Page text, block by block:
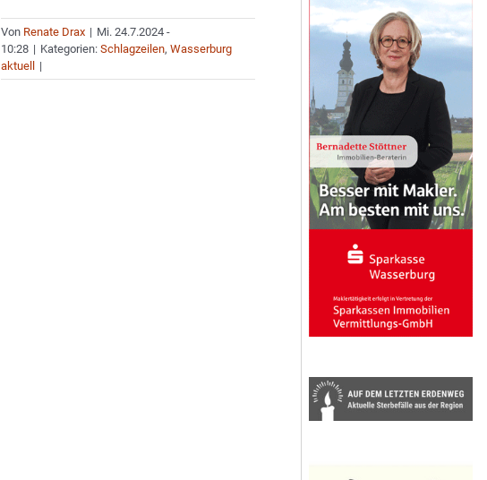
Von Renate Drax | Mi. 24.7.2024 -
10:28 | Kategorien:Schlagzeilen,Wasserburg
aktuell
|